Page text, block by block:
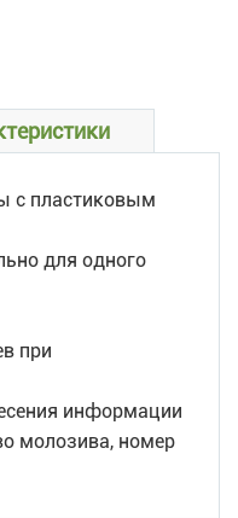
с пластиковым
для одного
при
информации
молозива, номер